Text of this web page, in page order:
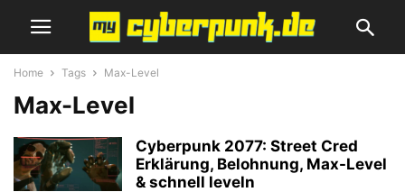
Home Tags Max-Level
Max-Level
Cyberpunk 2077: Street Cred
Erklärung, Belohnung, Max-Level
& schnell leveln